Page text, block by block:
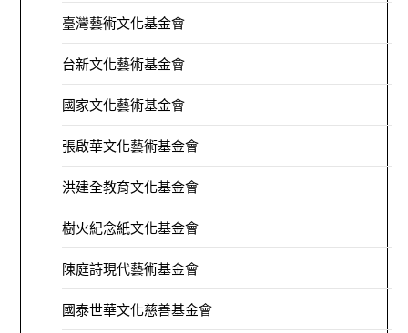
臺灣藝術文化基金會
台新文化藝術基金會
國家文化藝術基金會
張啟華文化藝術基金會
洪建全教育文化基金會
樹火紀念紙文化基金會
陳庭詩現代藝術基金會
國泰世華文化慈善基金會